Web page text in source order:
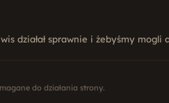
KONTAKT
ul.
działał sprawnie i żebyśmy
do działania strony.